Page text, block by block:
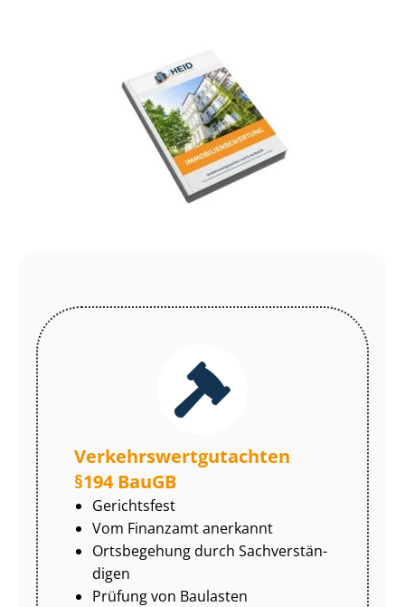
Ver­kehrs­wert­gut­ach­ten
§194 BauGB
Gerichtsfest
Vom Finanzamt anerkannt
Ortsbegehung durch Sach­ver­stän­
di­gen
Prüfung von Baulasten